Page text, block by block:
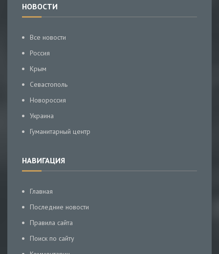
НОВОСТИ
Все новости
Россия
Крым
Севастополь
Новороссия
Украина
Гуманитарный центр
НАВИГАЦИЯ
Главная
Последние новости
Правила сайта
Поиск по сайту